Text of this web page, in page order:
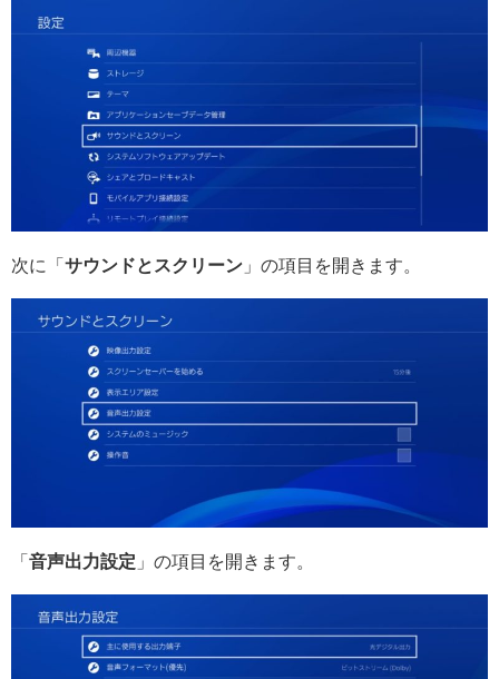
次に「 サウンドとスクリーン 」の項目を開きます。
「 音声出力設定 」の項目を開きます。